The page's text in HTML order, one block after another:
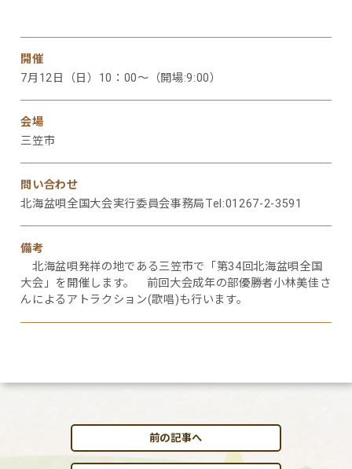
開催
7月12日（日）10：00～（開場:9:00）
会場
三笠市
問い合わせ
北海盆唄全国大会実行委員会事務局Tel:01267-2-3591
備考
北海盆唄発祥の地である三笠市で「第34回北海盆唄全国
大会」を開催します。 前回大会成年の部優勝者小林美佳さ
んによるアトラクション(歌唱)も行います。
前の記事へ